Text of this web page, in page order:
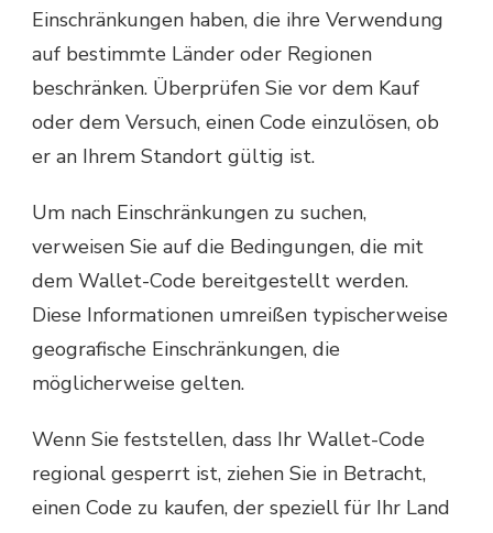
Einschränkungen haben, die ihre Verwendung
auf bestimmte Länder oder Regionen
beschränken. Überprüfen Sie vor dem Kauf
oder dem Versuch, einen Code einzulösen, ob
er an Ihrem Standort gültig ist.
Um nach Einschränkungen zu suchen,
verweisen Sie auf die Bedingungen, die mit
dem Wallet-Code bereitgestellt werden.
Diese Informationen umreißen typischerweise
geografische Einschränkungen, die
möglicherweise gelten.
Wenn Sie feststellen, dass Ihr Wallet-Code
regional gesperrt ist, ziehen Sie in Betracht,
einen Code zu kaufen, der speziell für Ihr Land